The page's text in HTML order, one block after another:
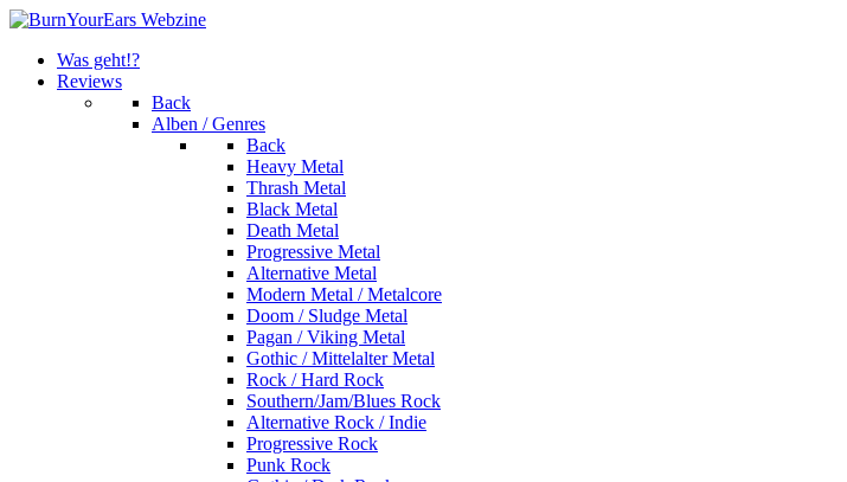
Was geht!?
Reviews
Back
Alben / Genres
Back
Heavy Metal
Thrash Metal
Black Metal
Death Metal
Progressive Metal
Alternative Metal
Modern Metal / Metalcore
Doom / Sludge Metal
Pagan / Viking Metal
Gothic / Mittelalter Metal
Rock / Hard Rock
Southern/Jam/Blues Rock
Alternative Rock / Indie
Progressive Rock
Punk Rock